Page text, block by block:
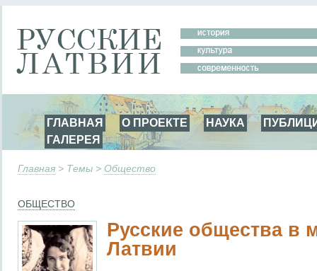
ГЛАВНАЯ О ПРОЕКТЕ НАУКА
ГАЛЕРЕЯ
Главная > Темы > Общество
ОБЩЕСТВО
Русские общества в
Латвии